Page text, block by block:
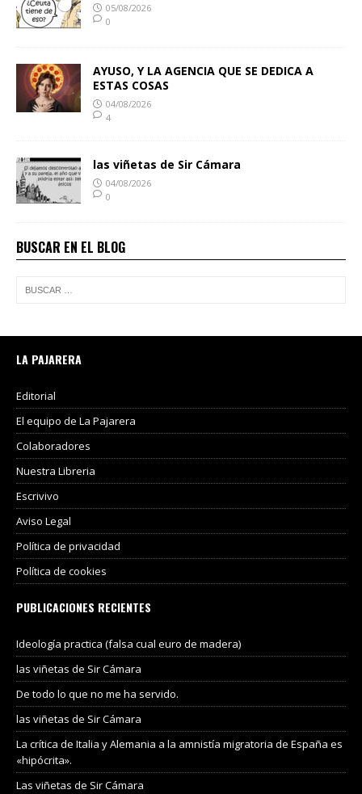
05/08/2026
0
AYUSO, Y LA AGENCIA QUE SE DEDICA A
ESTAS COSAS
04/08/2026
4
las viñetas de Sir Cámara
04/08/2026
0
BUSCAR EN EL BLOG
LA PAJARERA
Editorial
El equipo de La Pajarera
Colaboradores
Nuestra Libreria
Escrivivo
Aviso Legal
Política de privacidad
Política de cookies
PUBLICACIONES RECIENTES
Ideología practica (falsa cual euro de madera)
las viñetas de Sir Cámara
De todo lo que no me ha servido.
las viñetas de Sir Cámara
La crítica de Italia y Alemania a la amnistía migratoria de España es
«hipócrita».
Las viñetas de Sir Cámara